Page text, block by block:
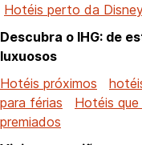
Hotéis perto da
Descubra o IHG: de
luxuosos
Hotéis próximos
para férias
Hotéis
premiados